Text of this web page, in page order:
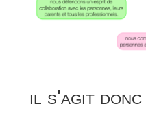
il s'agit donc